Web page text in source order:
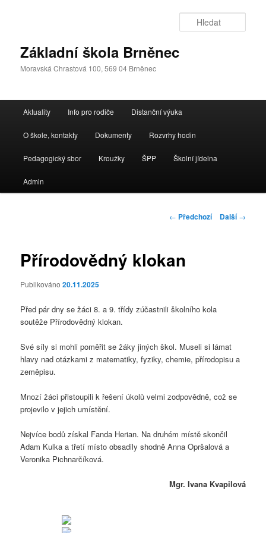
Základní škola Brněnec
Moravská Chrastová 100, 569 04 Brněnec
navigační
Aktuality Info pro rodiče Distanční výuka
O škole, kontakty Dokumenty Rozvrhy hodin
Pedagogický sbor Kroužky ŠPP Školní jídelna
Admin
Navigace
← Předchozí Další→
Přírodovědný klokan
Publikováno20.11.2025
Před pár dny se žáci 8. a 9. třídy zúčastnili školního kola
soutěže Přírodovědný klokan.
Své síly si mohli poměřit se žáky jiných škol. Museli si lámat
hlavy nad otázkami z matematiky, fyziky, chemie, přírodopisu a
zeměpisu.
Mnozí žáci přistoupili k řešení úkolů velmi zodpovědně, což se
projevilo v jejich umístění.
Nejvíce bodů získal Fanda Herian. Na druhém místě skončil
Adam Kulka a třetí místo obsadily shodně Anna Opršalová a
Veronika Pichnarčíková.
Mgr. Ivana Kvapilová